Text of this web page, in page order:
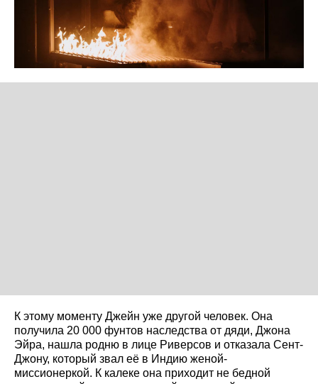
К этому моменту Джейн уже другой человек. Она
получила 20 000 фунтов наследства от дяди, Джона
Эйра, нашла родню в лице Риверсов и отказала Сент-
Джону, который звал её в Индию женой-
миссионеркой. К калеке она приходит не бедной